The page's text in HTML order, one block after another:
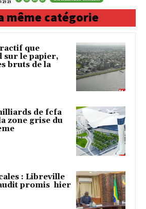
même catégorie
que
sur le papier,
bruts de la
de fcfa
zone grise du
: Libreville
promis hier